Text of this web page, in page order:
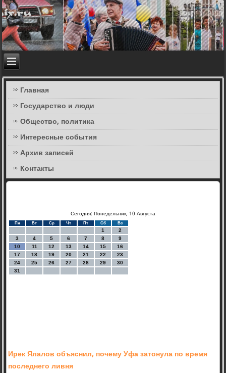
Главная
Государство и люди
Общество, политика
Интересные события
Архив записей
Контакты
Сегодня: Понедельник, 10 Августа
Пн Вт Ср Чт Пт Сб Вс
1
2
3
4 5 6 7 8
9
10
11 12 13 14 15
16
17
18 19 20 21 22
23
24
25 26 27 28 29
30
31
Ирек Ялалов объяснил, почему Уфа затонула по время
последнего ливня